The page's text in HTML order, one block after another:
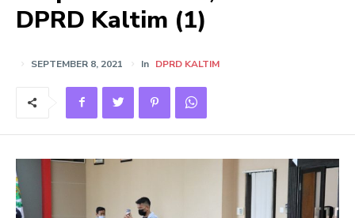
DPRD Kaltim (1)
SEPTEMBER 8, 2021 In DPRD KALTIM